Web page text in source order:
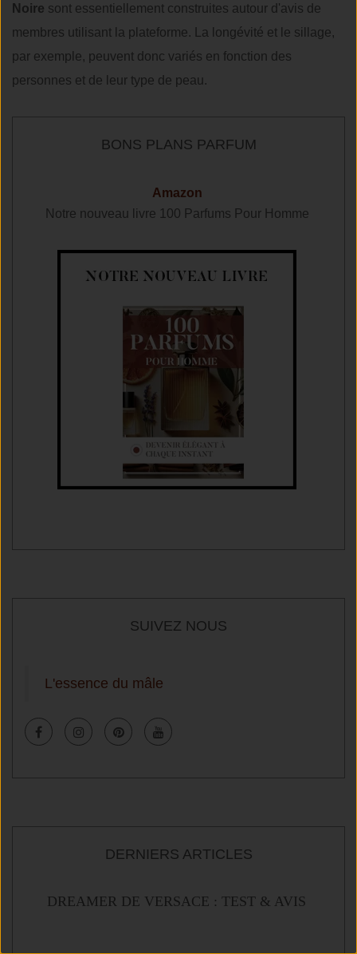
Noire sont essentiellement construites autour d'avis de
membres utilisant la plateforme. La longévité et le sillage,
par exemple, peuvent donc variés en fonction des
personnes et de leur type de peau.
BONS PLANS PARFUM
Amazon
Notre nouveau livre 100 Parfums Pour Homme
SUIVEZ NOUS
L'essence du mâle
DERNIERS ARTICLES
DREAMER DE VERSACE : TEST & AVIS